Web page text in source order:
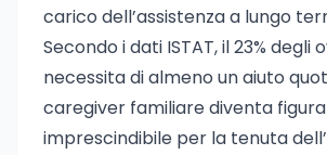
carico dell’assistenza a lungo
Secondo i dati ISTAT, il 23% degli
necessita di almeno un aiuto
caregiver familiare diventa figura
imprescindibile per la tenuta